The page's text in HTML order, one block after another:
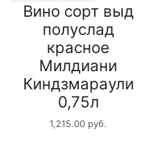
Вино сорт выд
полуслад
красное
Милдиани
Киндзмараули
0,75л
1,215.00 руб.